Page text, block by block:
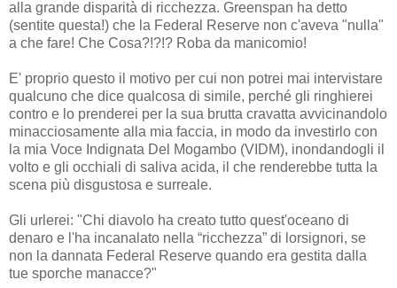
alla grande disparità di ricchezza. Greenspan ha detto
(sentite questa!) che la Federal Reserve non c'aveva "nulla"
a che fare! Che Cosa?!?!? Roba da manicomio!
E' proprio questo il motivo per cui non potrei mai intervistare
qualcuno che dice qualcosa di simile, perché gli ringhierei
contro e lo prenderei per la sua brutta cravatta avvicinandolo
minacciosamente alla mia faccia, in modo da investirlo con
la mia Voce Indignata Del Mogambo (VIDM), inondandogli il
volto e gli occhiali di saliva acida, il che renderebbe tutta la
scena più disgustosa e surreale.
Gli urlerei: "Chi diavolo ha creato tutto quest'oceano di
denaro e l'ha incanalato nella “ricchezza” di lorsignori, se
non la dannata Federal Reserve quando era gestita dalla
tue sporche manacce?"